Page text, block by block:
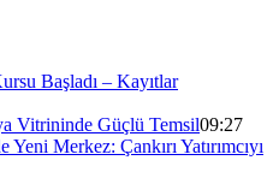
Başladı – Kayıtlar
Vitrininde Güçlü Temsil09:27
Merkez: Çankırı Yatırımcıyı